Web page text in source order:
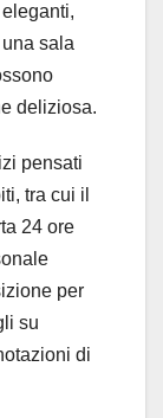
sala
deliziosa.
pensati
tra cui il
24 ore
per
su
di